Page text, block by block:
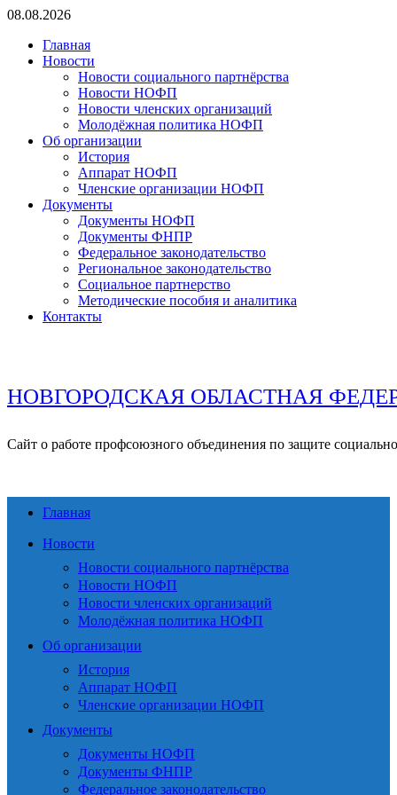
Перейти
содержимому
08.08.2026
Главная
Новости
Новости социального партнёрства
Новости НОФП
Новости членских организаций
Молодёжная политика НОФП
Об организации
История
Аппарат НОФП
Членские организации НОФП
Документы
Документы НОФП
Документы ФНПР
Федеральное законодательство
Региональное законодательство
Социальное партнерство
Методические пособия и аналитика
Контакты
НОВГОРОДСКАЯ ОБЛАСТНАЯ
Сайт о работе профсоюзного объединения по защите
Главная
Новости
Новости социального партнёрства
Новости НОФП
Новости членских организаций
Молодёжная политика НОФП
Об организации
История
Аппарат НОФП
Членские организации НОФП
Документы
Документы НОФП
Документы ФНПР
Федеральное законодательство